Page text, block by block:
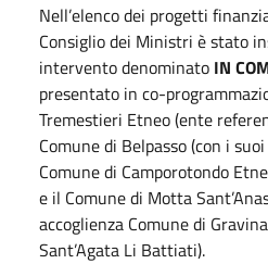
Nell’elenco dei progetti
Consiglio dei Ministri è stato
intervento denominato IN
presentato in co-
Tremestieri Etneo (ente
Comune di Belpasso (con i
Comune di Camporotondo
e il Comune di Motta
accoglienza Comune di
Sant’Agata Li Battiati).